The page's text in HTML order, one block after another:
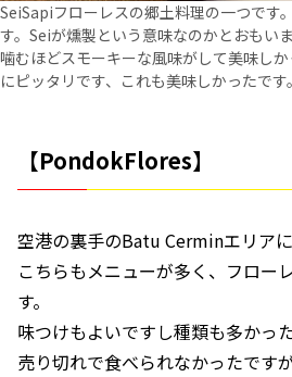
SeiSapiフローレスの郷土料理の一つです
す。Seiが燻製という意味なのかとおもい
噛むほどスモーキーな風味がして美味し
にピッタリです、これも美味しかったです。
【PondokFlores】
空港の裏手のBatu Cerminエリアに
こちらもメニューが多く、フロー
す。
味つけもよいですし種類も多かっ
売り切れで食べられなかったです